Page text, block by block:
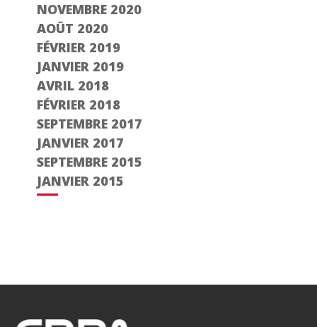
NOVEMBRE 2020
AOÛT 2020
FÉVRIER 2019
JANVIER 2019
AVRIL 2018
FÉVRIER 2018
SEPTEMBRE 2017
JANVIER 2017
SEPTEMBRE 2015
JANVIER 2015